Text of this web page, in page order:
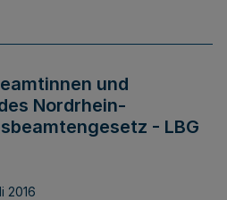
und
Nordrhein-
- LBG
2016